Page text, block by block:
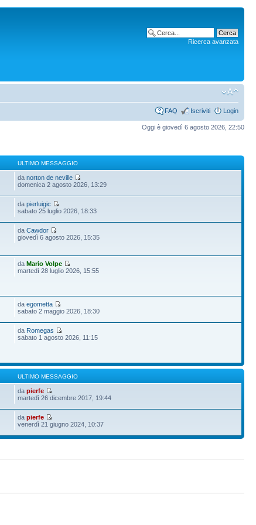
Ricerca avanzata
FAQ Iscriviti Login
Oggi è giovedì 6 agosto 2026, 22:50
ULTIMO MESSAGGIO
danorton de neville
domenica 2 agosto 2026, 13:29
dapierluigic
sabato 25 luglio 2026, 18:33
daCawdor
giovedì 6 agosto 2026, 15:35
daMario Volpe
martedì 28 luglio 2026, 15:55
daegometta
sabato 2 maggio 2026, 18:30
da Romegas
sabato 1 agosto 2026, 11:15
ULTIMO MESSAGGIO
dapierfe
martedì 26 dicembre 2017, 19:44
dapierfe
venerdì 21 giugno 2024, 10:37